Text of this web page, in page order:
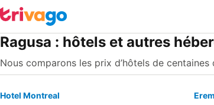
Ragusa : hôtels et autres
Nous comparons les prix d’hôtels de centaines
Hotel Montreal